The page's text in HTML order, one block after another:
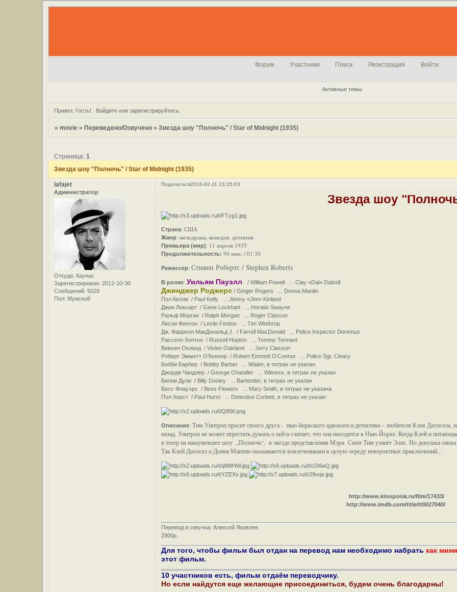
Форум Участники Поиск Регистрация Войти
Активные темы
Привет, Гость! Войдитеили зарегистрируйтесь.
»movie » Переведено/Озвучено »Звезда шоу "Полночь" / Star of Midnight (1935)
Звезда шоу "Полночь" / Star of Midnight (1935)
Страница:1
Поделиться2016-02-11 23:25:03
lafajet
Администратор
Откуда: Каунас
Зарегистрирован: 2012-10-30
Сообщений: 5029
Пол: Мужской
Звезда шоу
Страна:США
Жанр:мелодрама, комедия, детектив
Премьера (мир): 11 апреля 1935
Продолжительность:90 мин. / 01:30
Режиссер:Стивен Робертс / Stephen Roberts
В ролях:Уильям Пауэлл / William Powell ... Clay «Dal» Dalzell
Джинджер Роджерс / Ginger Rogers ... Donna Mantin
Пол Келли / Paul Kelly ... Jimmy «Jim» Kinland
Джин Локхарт / Gene Lockhart ... Horatio Swayne
Ральф Морган / Ralph Morgan ... Roger Classon
Лесли Фентон / Leslie Fenton ... Tim Winthrop
Дж. Фаррелл МакДональд J. / Farrell MacDonald ... Police Inspector Doremus
Расселл Хоптон / Russell Hopton ... Tommy Tennant
Вивьен Окланд / Vivien Oakland ... Jerry Classon
Роберт Эмметт О’Коннор / Robert Emmett O'Connor ... Police Sgt. Cleary
Бобби Барбер / Bobby Barber ... Waiter, в титрах не указан
Джордж Чандлер / George Chandler ... Witness, в титрах не указан
Билли Дули / Billy Dooley ... Bartender, в титрах не указан
Бесс Флауэрс / Bess Flowers ... Mary Smith, в титрах не указана
Пол Херст / Paul Hurst ... Detective Corbett, в титрах не указан
Описание:Тим Уинтроп просит своего друга - нью-йоркского адвоката и детектива – любителя Клея Далзелла,
назад. Уинтроп не может перестать думать о ней и считает, что она находится в Нью-Йорке. Когда Клей и
в театр на нашумевшее шоу „Полночь“, в звезде представления Мэри Смит Тим узнаёт Элис. Но девушка снова
Так Клей Далзелл и Донна Мантин оказываются вовлеченными в целую череду невероятных приключений...
http://www.kinopoisk.ru/film/17433/
http://www.imdb.com/title/tt0027040/
Перевод и озвучка: Алексей Яковлев
2800р.
Для того, чтобы фильм был отдан на перевод нам необходимо набрать как
этот фильм.
10 участников есть, фильм отдаём переводчику.
Но если найдутся еще желающие присоединиться, будем очень благодарны!